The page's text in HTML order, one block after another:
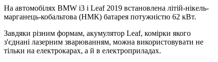
На автомобілях BMW i3 і Leaf 2019 встановлена літій-нікель-
марганець-кобальтова (НМК) батарея потужністю 62 кВт.
Завдяки різним формам, акумулятор Leaf, комірки якого
з'єднані лазерним зварюванням, можна використовувати не
тільки на електрокарах, а й в електроприладах.